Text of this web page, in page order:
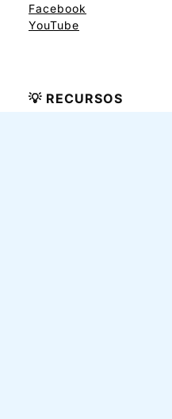
Facebook
YouTube
💡 RECURSOS